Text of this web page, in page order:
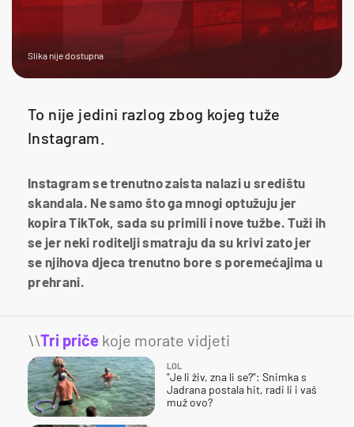
Slika nije dostupna
To nije jedini razlog zbog kojeg tuže
Instagram.
Instagram se trenutno zaista nalazi u središtu
skandala. Ne samo što ga mnogi optužuju jer
kopira TikTok, sada su primili i nove tužbe. Tuži ih
se jer neki roditelji smatraju da su krivi zato jer
se njihova djeca trenutno bore s poremećajima u
prehrani.
\\Tri priče koje morate vidjeti
LOL
"Je li živ, zna li se?": Snimka s
Jadrana postala hit, radi li i vaš
muž ovo?